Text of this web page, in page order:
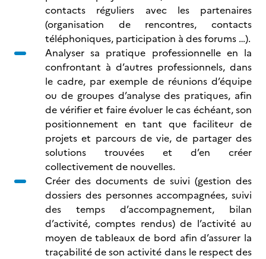
contacts réguliers avec les partenaires
(organisation de rencontres, contacts
téléphoniques, participation à des forums …).
Analyser sa pratique professionnelle en la
confrontant à d’autres professionnels, dans
le cadre, par exemple de réunions d’équipe
ou de groupes d’analyse des pratiques, afin
de vérifier et faire évoluer le cas échéant, son
positionnement en tant que faciliteur de
projets et parcours de vie, de partager des
solutions trouvées et d’en créer
collectivement de nouvelles.
Créer des documents de suivi (gestion des
dossiers des personnes accompagnées, suivi
des temps d’accompagnement, bilan
d’activité, comptes rendus) de l’activité au
moyen de tableaux de bord afin d’assurer la
traçabilité de son activité dans le respect des